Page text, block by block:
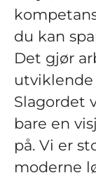
du kan
Det gjør
Slagordet
bare en
på. Vi er
moderne